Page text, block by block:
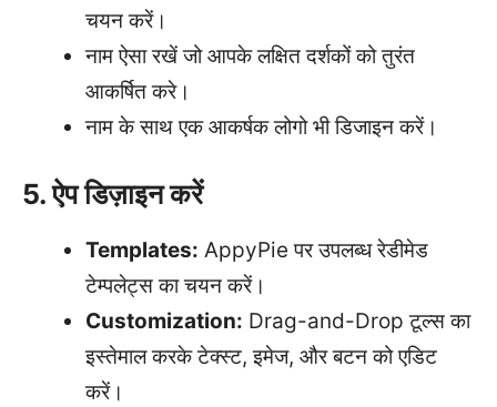
चयन करें।
नाम ऐसा रखें जो आपके लक्षित दर्शकों को तुरंत
आकर्षित करे।
नाम के साथ एक आकर्षक लोगो भी डिजाइन करें।
5. ऐप डिज़ाइन करें
Templates: AppyPie पर उपलब्ध रेडीमेड
टेम्पलेट्स का चयन करें।
Customization: Drag-and-Drop टूल्स का
इस्तेमाल करके टेक्स्ट, इमेज, और बटन को एडिट
करें।